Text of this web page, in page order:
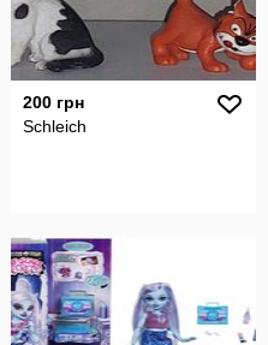
200 грн
Schleich